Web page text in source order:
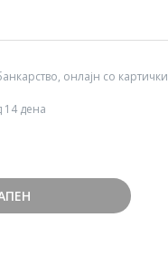
онлајн со
дена